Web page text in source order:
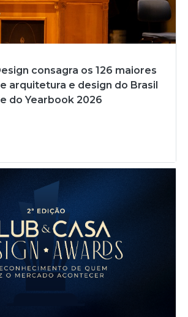
consagra os 126 maiores
arquitetura e design do Brasil
do Yearbook 2026